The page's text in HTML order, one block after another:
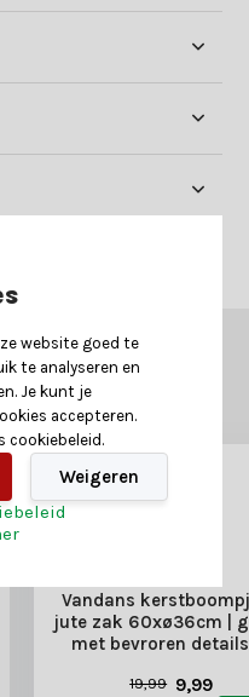
je?
Vandans
jute zak 60xø36cm |
met bevroren
19,99 9,99
website goed te
te analyseren en
Je kunt je
accepteren.
cookiebeleid.
Weigeren